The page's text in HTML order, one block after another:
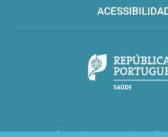
Infarmed © 2016. Todos os